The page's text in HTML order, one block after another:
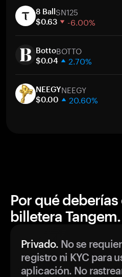
30 días
Capitalización de mercado
8 BallSN125
$0.63 -6.00%
30 días
Capitalización de mercado
BottoBOTTO
$0.04 2.70%
30 días
Capitalización de mercado
NEEGYNEEGY
$0.00 20.60%
Por qué
billetera Tangem.
Privado. No se
registro ni KYC para
aplicación. No